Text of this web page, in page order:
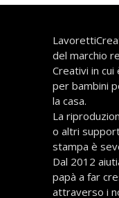
del marchio
Creativi in
per bambini
la casa.
La
o altri
stampa è
Dal 2012
papà a far
attraverso i